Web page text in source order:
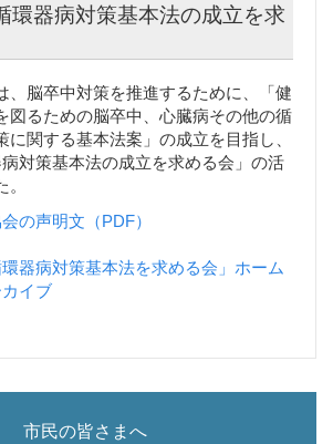
環器病対策基本法の成立を求
、脳卒中対策を推進するために、「健
図るための脳卒中、心臓病その他の循
に関する基本法案」の成立を目指し、
病対策基本法の成立を求める会」の活
の声明文（PDF）
環器病対策基本法を求める会」ホーム
イブ
市民の皆さまへ